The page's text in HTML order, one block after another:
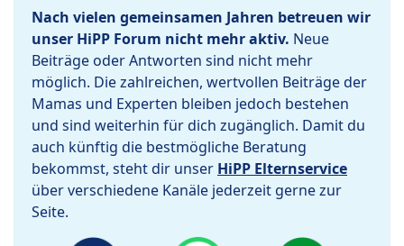
Nach vielen gemeinsamen Jahren betreuen wir
unser HiPP Forum nicht mehr aktiv. Neue
Beiträge oder Antworten sind nicht mehr
möglich. Die zahlreichen, wertvollen Beiträge der
Mamas und Experten bleiben jedoch bestehen
und sind weiterhin für dich zugänglich. Damit du
auch künftig die bestmögliche Beratung
bekommst, steht dir unser HiPP Elternservice
über verschiedene Kanäle jederzeit gerne zur
Seite.